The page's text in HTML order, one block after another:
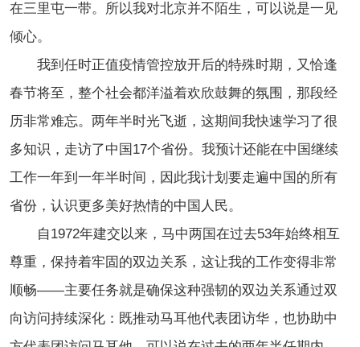
在三里屯一带。所以我对北京并不陌生，可以说是一见
倾心。
我到任时正值疫情管控放开后的特殊时期，又恰逢
春节将至，整个社会都洋溢着欢欣鼓舞的氛围，那段经
历非常难忘。两年半时光飞逝，这期间我快速学习了很
多知识，走访了中国17个省份。我预计还能在中国继续
工作一年到一年半时间，因此我计划要走遍中国的所有
省份，认识更多美好热情的中国人民。
自1972年建交以来，马中两国在过去53年始终相互
尊重，保持着牢固的双边关系，这让我的工作变得非常
顺畅——主要任务就是确保这种强韧的双边关系通过双
向访问持续深化：既推动马耳他代表团访华，也协助中